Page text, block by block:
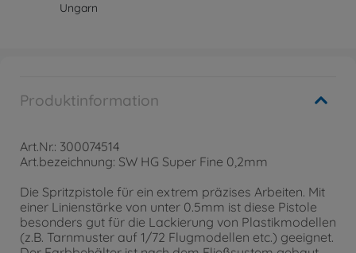
Ungarn
Produktinformation
Art.Nr.: 300074514
Art.bezeichnung: SW HG Super Fine 0,2mm
Die Spritzpistole für ein extrem präzises Arbeiten. Mit
einer Linienstärke von unter 0.5mm ist diese Pistole
besonders gut für die Lackierung von Plastikmodellen
(z.B. Tarnmuster auf 1/72 Flugmodellen etc.) geeignet.